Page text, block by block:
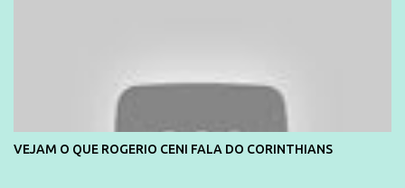
VEJAM O QUE ROGERIO CENI FALA DO CORINTHIANS